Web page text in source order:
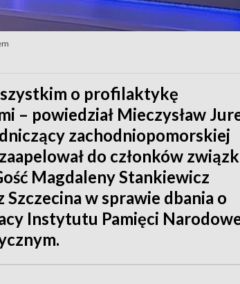
o profilaktykę
– powiedział Mieczysław
zachodniopomorskiej
do członków
Magdaleny Stankiewicz
Szczecina w sprawie dbania o
Instytutu Pamięci